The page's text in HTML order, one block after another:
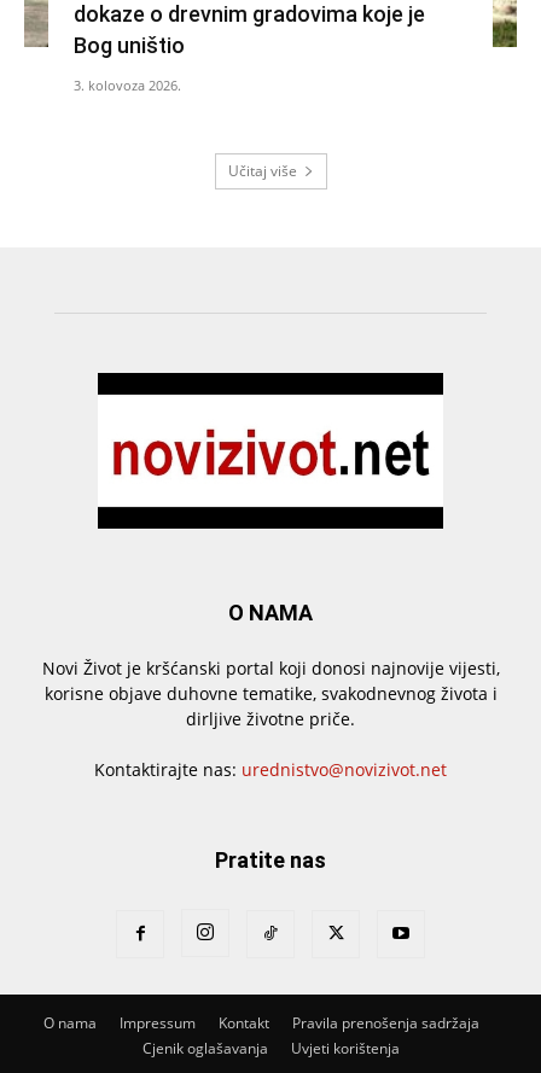
dokaze o drevnim gradovima koje je
Bog uništio
3. kolovoza 2026.
Učitaj više
O NAMA
Novi Život je kršćanski portal koji donosi najnovije vijesti,
korisne objave duhovne tematike, svakodnevnog života i
dirljive životne priče.
Kontaktirajte nas: urednistvo@novizivot.net
Pratite nas
O nama Impressum Kontakt
Pravila prenošenja sadržaja
Cjenik oglašavanja
Uvjeti korištenja